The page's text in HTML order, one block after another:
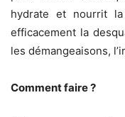
hydrate et nourrit
efficacement la
les démangeaisons,
Comment faire ?